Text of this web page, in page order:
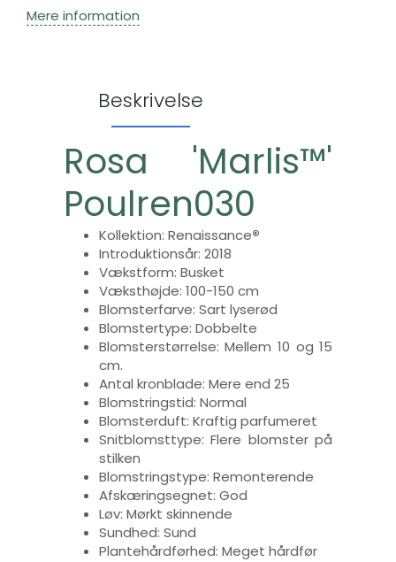
Mere information
Beskrivelse
Rosa 'Marlis™'
Poulren030
Kollektion: Renaissance®
Introduktionsår: 2018
Vækstform: Busket
Væksthøjde: 100-150 cm
Blomsterfarve: Sart lyserød
Blomstertype: Dobbelte
Blomsterstørrelse: Mellem 10 og 15
cm.
Antal kronblade: Mere end 25
Blomstringstid: Normal
Blomsterduft: Kraftig parfumeret
Snitblomsttype: Flere blomster på
stilken
Blomstringstype: Remonterende
Afskæringsegnet: God
Løv: Mørkt skinnende
Sundhed: Sund
Plantehårdførhed: Meget hårdfør